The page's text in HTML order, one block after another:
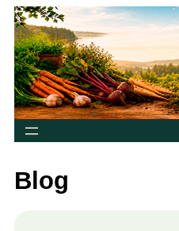
Siirry
sisältöön
Blog